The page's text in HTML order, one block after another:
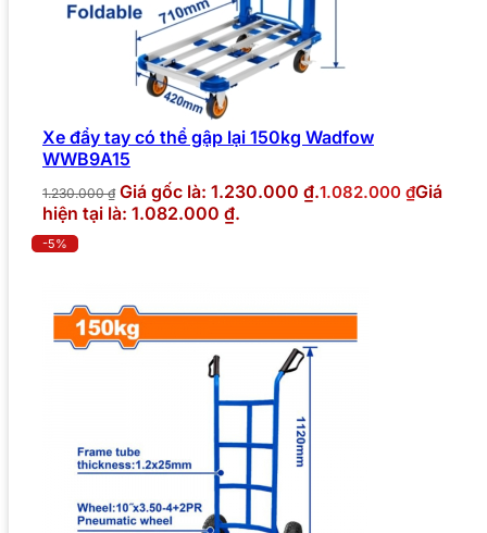
Xe đẩy tay có thể gập lại 150kg Wadfow
WWB9A15
1.230.000₫ Giá gốc là: 1.230.000 ₫.1.082.000 ₫Giá
hiện tại là: 1.082.000 ₫.
-5%